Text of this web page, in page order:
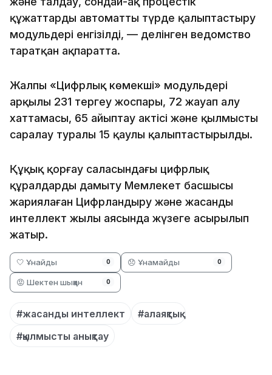
құжаттарды автоматты түрде қалыптастыру
модульдері енгізілді, — делінген ведомство
таратқан ақпаратта.
Жалпы «Цифрлық көмекші» модульдері
арқылы 231 тергеу жоспары, 72 жауап алу
хаттамасы, 65 айыптау актісі және қылмысты
саралау туралы 15 қаулы қалыптастырылды.
Құқық қорғау саласындағы цифрлық
құралдарды дамыту Мемлекет басшысы
жариялаған Цифрландыру және жасанды
интеллект жылы аясында жүзеге асырылып
жатыр.
🤍 Ұнайды 0 😞 Ұнамайды 0
😡 Шектен шыққан 0
#жасанды интеллект
#алаяқтық
#қылмысты анықтау